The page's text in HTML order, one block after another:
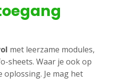
met leerzame modules,
sheets. Waar je ook op
Je mag het